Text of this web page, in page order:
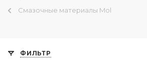
Смазочные материалы Mol
ФИЛЬТР